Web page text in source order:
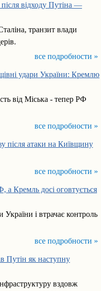
відходу Путіна —
транзит влади
все подробности »
удари України: Кремлю
від Міська - тепер РФ
все подробности »
після атаки на Київщину
все подробности »
Кремль досі оговтується
України і втрачає контроль
все подробности »
Путін як наступну
вздовж